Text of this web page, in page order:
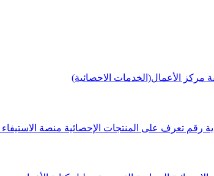
مركز الأعمال(الخدمات الاحصائية)
رقم تعرف على المنتجات الإحصائية منصة